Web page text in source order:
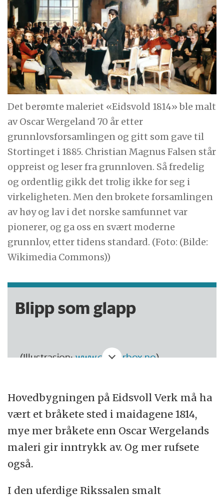
Det berømte maleriet «Eidsvold 1814» ble malt
av Oscar Wergeland 70 år etter
grunnlovsforsamlingen og gitt som gave til
Stortinget i 1885. Christian Magnus Falsen står
oppreist og leser fra grunnloven. Så fredelig
og ordentlig gikk det trolig ikke for seg i
virkeligheten. Men den brokete forsamlingen
av høy og lav i det norske samfunnet var
pionerer, og ga oss en svært moderne
grunnlov, etter tidens standard. (Foto: (Bilde:
Wikimedia Commons))
Blipp som glapp
(Illustrasjon:www.colourbox.no)
forskning.nos journalist Arnfinn Christensen
lavt under nyhetsradaren og kretser over
grenselandet mellom naturvitenskap,
teknologi og filosofi.
Hovedbygningen på Eidsvoll Verk må ha
vært et bråkete sted i maidagene 1814,
mye mer bråkete enn Oscar Wergelands
maleri gir inntrykk av. Og mer rufsete
også.
I den uferdige Rikssalen smalt